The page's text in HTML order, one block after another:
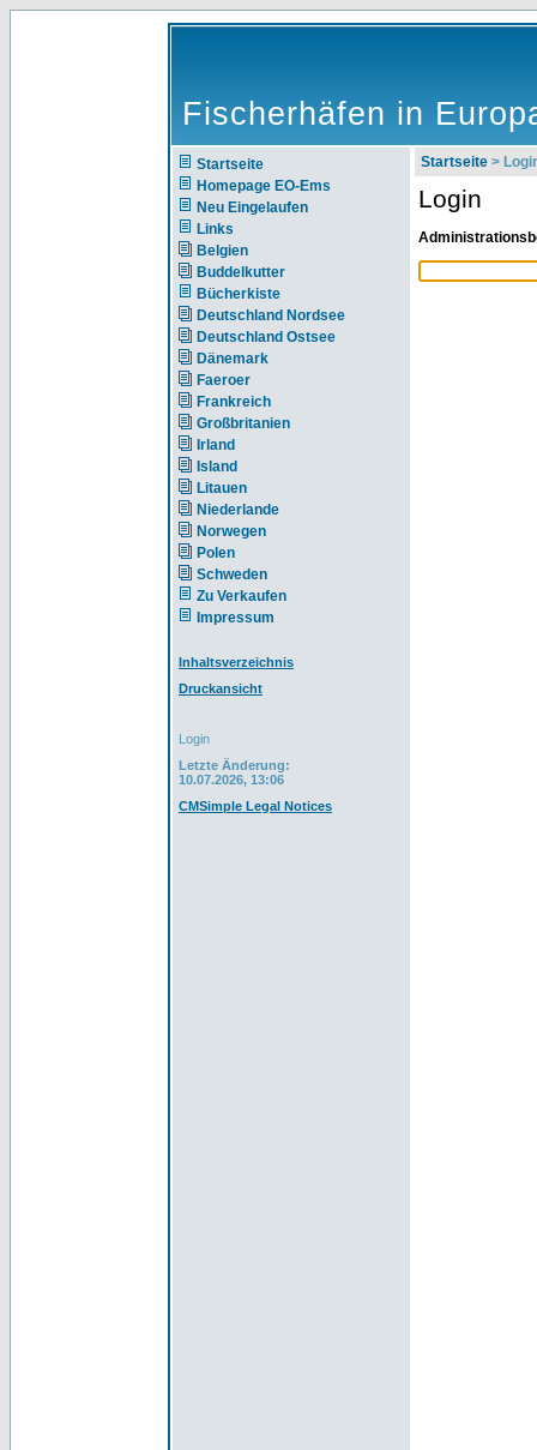
Fischerhäfen in
Startseite
Homepage EO-Ems
Neu Eingelaufen
Links
Belgien
Buddelkutter
Bücherkiste
Deutschland Nordsee
Deutschland Ostsee
Dänemark
Faeroer
Frankreich
Großbritanien
Irland
Island
Litauen
Niederlande
Norwegen
Polen
Schweden
Zu Verkaufen
Impressum
Inhaltsverzeichnis
Druckansicht
Login
Letzte Änderung:
10.07.2026, 13:06
CMSimple Legal Notices
Startseite >
Login